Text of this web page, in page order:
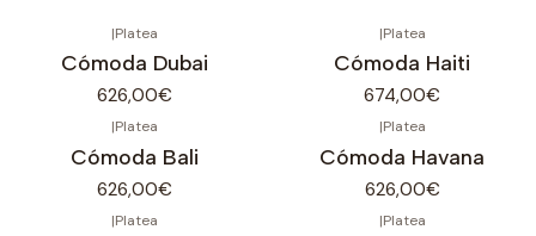
|Platea
Cómoda Dubai
626,00€
|Platea
Cómoda Haiti
674,00€
|Platea
Cómoda Bali
626,00€
|Platea
Cómoda Havana
626,00€
|Platea |Platea